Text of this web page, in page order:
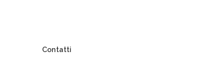
Contatti